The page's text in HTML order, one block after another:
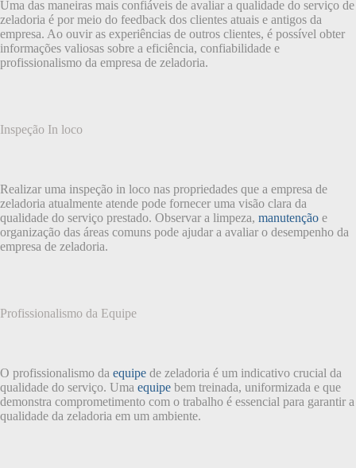
Uma das maneiras mais confiáveis de avaliar a qualidade do serviço de
zeladoria é por meio do feedback dos clientes atuais e antigos da
empresa. Ao ouvir as experiências de outros clientes, é possível obter
informações valiosas sobre a eficiência, confiabilidade e
profissionalismo da empresa de zeladoria.
Inspeção In loco
Realizar uma inspeção in loco nas propriedades que a empresa de
zeladoria atualmente atende pode fornecer uma visão clara da
qualidade do serviço prestado. Observar a limpeza, manutenção e
organização das áreas comuns pode ajudar a avaliar o desempenho da
empresa de zeladoria.
Profissionalismo da Equipe
O profissionalismo da equipe de zeladoria é um indicativo crucial da
qualidade do serviço. Uma equipe bem treinada, uniformizada e que
demonstra comprometimento com o trabalho é essencial para garantir a
qualidade da zeladoria em um ambiente.